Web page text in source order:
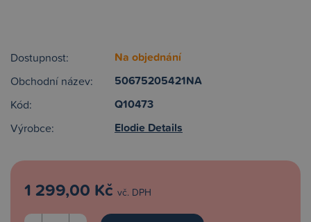
Dostupnost: Na objednání
Obchodní název: 50675205421NA
Kód: Q10473
Výrobce: Elodie Details
1 299,00 Kč vč. DPH